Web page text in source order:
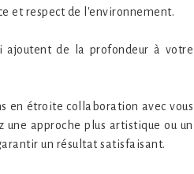
et respect de l'environnement.
ajoutent de la profondeur à votre
en étroite collaboration avec vous
approche plus artistique ou un
un résultat satisfaisant.